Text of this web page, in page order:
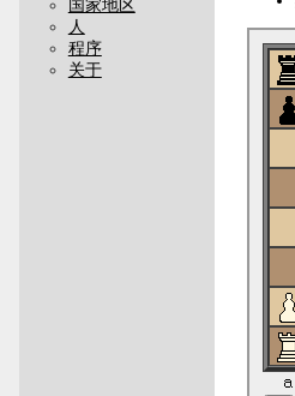
国家地区
人
程序
关于